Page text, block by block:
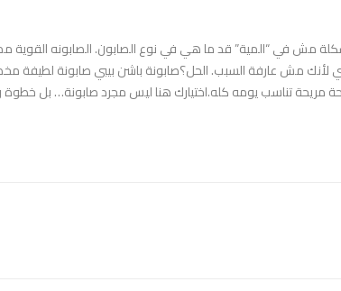
مش في “المية” قد ما هي في نوع الصابون. الصابونه
لأنك مش عارفة السبب. الحل؟صابونة باشن بيبي صابونة لطيفة
مريحة تناسب يومه كله.اختيارك هنا ليس مجرد صابونة… بل خطوة